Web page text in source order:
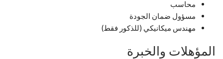
محاسب
مسؤول ضمان الجودة
مهندس ميكانيكي (للذكور فقط)
المؤهلات والخبرة